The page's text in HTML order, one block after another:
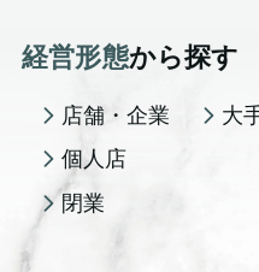
経営形態から探す
店舗・企業
大
個人店
閉業